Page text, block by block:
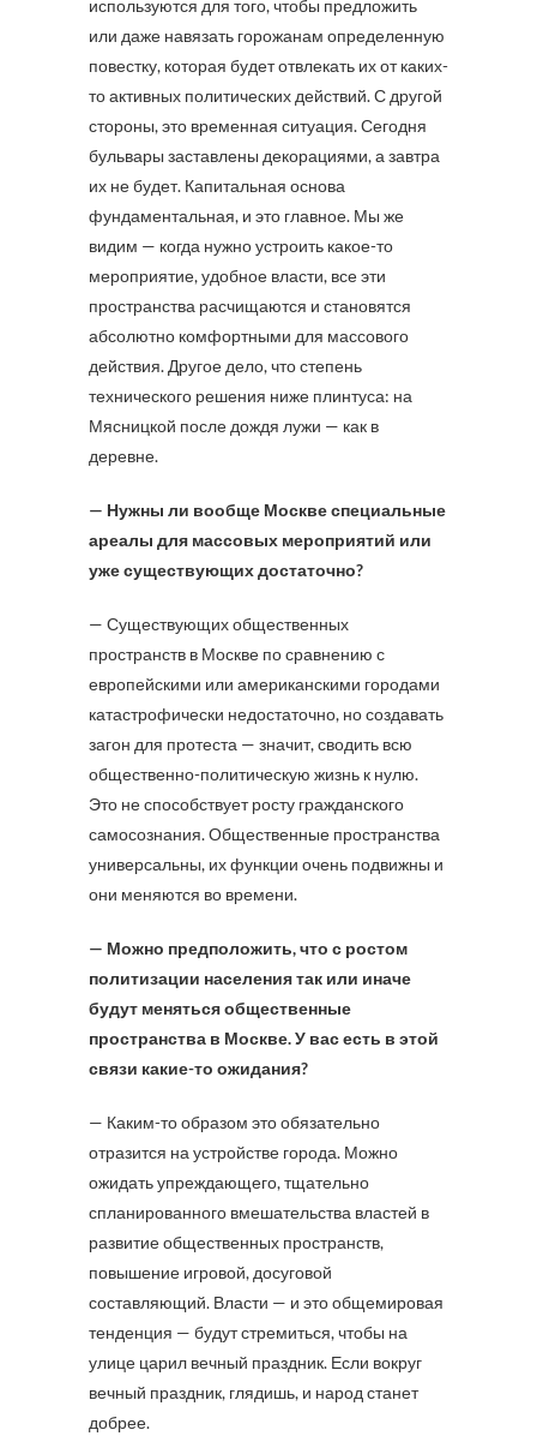
используются для того, чтобы предложить
или даже навязать горожанам определенную
повестку, которая будет отвлекать их от каких-
то активных политических действий. С другой
стороны, это временная ситуация. Сегодня
бульвары заставлены декорациями, а завтра
их не будет. Капитальная основа
фундаментальная, и это главное. Мы же
видим — когда нужно устроить какое-то
мероприятие, удобное власти, все эти
пространства расчищаются и становятся
абсолютно комфортными для массового
действия. Другое дело, что степень
технического решения ниже плинтуса: на
Мясницкой после дождя лужи — как в
деревне.
— Нужны ли вообще Москве специальные
ареалы для массовых мероприятий или
уже существующих достаточно?
— Существующих общественных
пространств в Москве по сравнению с
европейскими или американскими городами
катастрофически недостаточно, но создавать
загон для протеста — значит, сводить всю
общественно-политическую жизнь к нулю.
Это не способствует росту гражданского
самосознания. Общественные пространства
универсальны, их функции очень подвижны и
они меняются во времени.
— Можно предположить, что с ростом
политизации населения так или иначе
будут меняться общественные
пространства в Москве. У вас есть в этой
связи какие-то ожидания?
— Каким-то образом это обязательно
отразится на устройстве города. Можно
ожидать упреждающего, тщательно
спланированного вмешательства властей в
развитие общественных пространств,
повышение игровой, досуговой
составляющий. Власти — и это общемировая
тенденция — будут стремиться, чтобы на
улице царил вечный праздник. Если вокруг
вечный праздник, глядишь, и народ станет
добрее.